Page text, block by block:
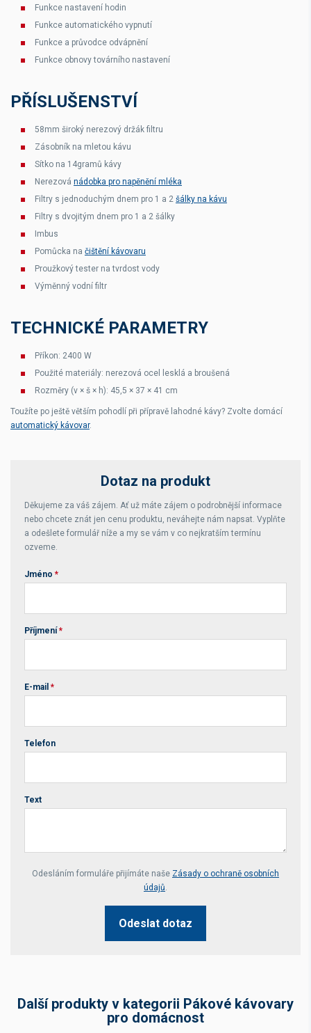
Funkce nastavení hodin
Funkce automatického vypnutí
Funkce a průvodce odvápnění
Funkce obnovy továrního nastavení
PŘÍSLUŠENSTVÍ
58mm široký nerezový držák filtru
Zásobník na mletou kávu
Sítko na 14gramů kávy
Nerezová nádobka pro napěnění mléka
Filtry s jednoduchým dnem pro 1 a 2 šálky na kávu
Filtry s dvojitým dnem pro 1 a 2 šálky
Imbus
Pomůcka na čištění kávovaru
Proužkový tester na tvrdost vody
Výměnný vodní filtr
TECHNICKÉ PARAMETRY
Příkon: 2400 W
Použité materiály: nerezová ocel lesklá a broušená
Rozměry (v × š × h): 45,5 × 37 × 41 cm
Toužíte po ještě větším pohodlí při přípravě lahodné kávy? Zvolte domácí
automatický kávovar.
Dotaz na produkt
Děkujeme za váš zájem. Ať už máte zájem o podrobnější informace
nebo chcete znát jen cenu produktu, neváhejte nám napsat. Vyplňte
a odešlete formulář níže a my se vám v co nejkratším termínu
ozveme.
Jméno *
Příjmení *
E-mail *
Telefon
Text
Your website *
Odesláním formuláře přijímáte naše Zásady o ochraně osobních
údajů.
Odeslat dotaz
Další produkty v kategorii Pákové kávovary
pro domácnost